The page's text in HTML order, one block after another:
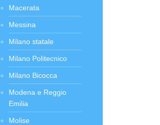
Macerata
Messina
Milano statale
Milano Politecnico
Milano Bicocca
Modena e Reggio
Emilia
Molise